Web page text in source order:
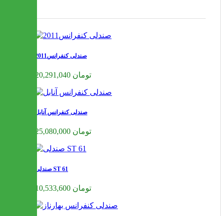
صندلی کنفرانس2011
20,291,040 تومان
صندلی کنفرانس آنابل
25,080,000 تومان
صندلی ST 61
10,533,600 تومان